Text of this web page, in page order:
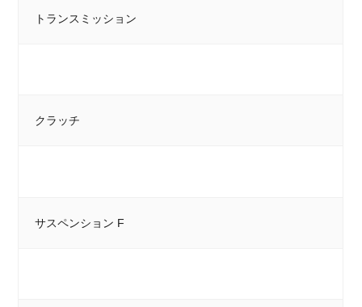
トランスミッション
クラッチ
サスペンション F